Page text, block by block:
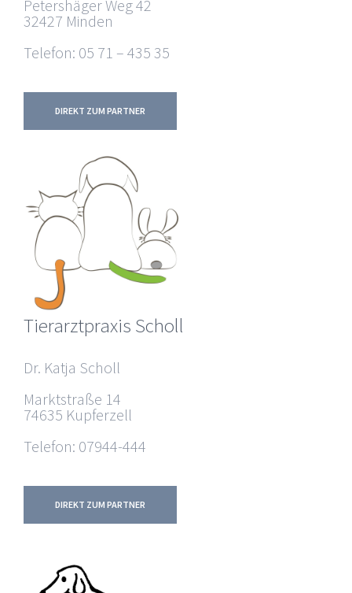
Petershäger Weg 42
32427 Minden
Telefon: 05 71 – 435 35
DIREKT ZUM PARTNER
Tierarztpraxis Scholl
Dr. Katja Scholl
Marktstraße 14
74635 Kupferzell
Telefon: 07944-444
DIREKT ZUM PARTNER